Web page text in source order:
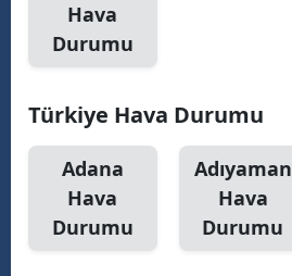
Hava
Durumu
Türkiye Hava Durumu
Adana
Hava
Durumu
Adıyaman
Hava
Durumu